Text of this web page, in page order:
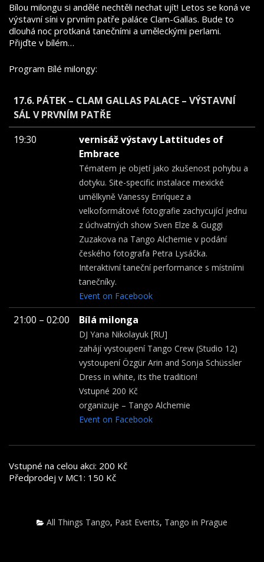
Bílou milongu si andělé nechtěli nechat ujít! Letos se koná ve
výstavní síni v prvním patře paláce Clam-Gallas. Bude to
dlouhá noc protkaná tanečními a uměleckými perlami.
Přijďte v bílém…
Program Bílé milongy:
17.6. PÁTEK – CLAM GALLAS PALACE – VÝSTAVNÍ
SÁL V PRVNÍM PATŘE
19:30
vernisáž výstavy Lattitudes of
Embrace
Tématem je objetí jako zkušenost pohybu a
dotyku. Site-specific instalace mexické
umělkyně Vanessy Enríquez a
velkoformátové fotografie zachycující jednu
z úchvatných show Sven Elze & Guggi
Zuzakova na Tango Alchemie v podání
českého fotografa Petra Lysáčka.
Interaktivní taneční performance s místními
tanečníky.
Event on Facebook
21:00 – 02:00 Bílá milonga
DJ Yana Nikolayuk [RU]
zahájí vystoupení Tango Crew (Studio 12)
vystoupení Özgür Arin and Sonja Schüssler
Dress in white, its the tradition!
Vstupné 200 Kč
organizuje – Tango Alchemie
Event on Facebook
Vstupné na celou akci: 200 Kč
Předprodej v MC1: 150 Kč
All Things Tango, Past Events, Tango in Prague